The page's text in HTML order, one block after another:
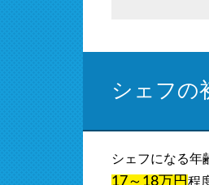
シェフの
シェフになる年
17～18万円程